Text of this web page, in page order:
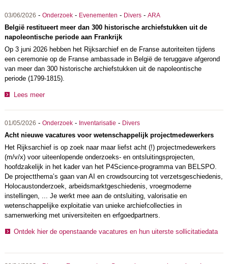
03/06/2026 - Onderzoek- Evenementen - Divers- ARA
België restitueert meer dan 300 historische archiefstukken uit de
napoleontische periode aan Frankrijk
Op 3 juni 2026 hebben het Rijksarchief en de Franse autoriteiten tijdens
een ceremonie op de Franse ambassade in België de teruggave afgerond
van meer dan 300 historische archiefstukken uit de napoleontische
periode (1799-1815).
Lees meer
01/05/2026 - Onderzoek- Inventarisatie - Divers
Acht nieuwe vacatures voor wetenschappelijk projectmedewerkers
Het Rijksarchief is op zoek naar maar liefst acht (!) projectmedewerkers
(m/v/x) voor uiteenlopende onderzoeks- en ontsluitingsprojecten,
hoofdzakelijk in het kader van het P4Science-programma van BELSPO.
De projectthema’s gaan van AI en crowdsourcing tot verzetsgeschiedenis,
Holocaustonderzoek, arbeidsmarktgeschiedenis, vroegmoderne
instellingen, ... Je werkt mee aan de ontsluiting, valorisatie en
wetenschappelijke exploitatie van unieke archiefcollecties in
samenwerking met universiteiten en erfgoedpartners.
Ontdek hier de openstaande vacatures en hun uiterste sollicitatiedata